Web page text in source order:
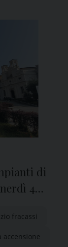
di
4
fracassi
accensione